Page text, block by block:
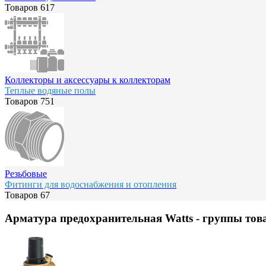
Товаров 617
Коллекторы и аксессуары к коллекторам
Теплые водяные полы
Товаров 751
Резьбовые
Фитинги для водоснабжения и отопления
Товаров 67
Арматура предохранительная Watts - группы